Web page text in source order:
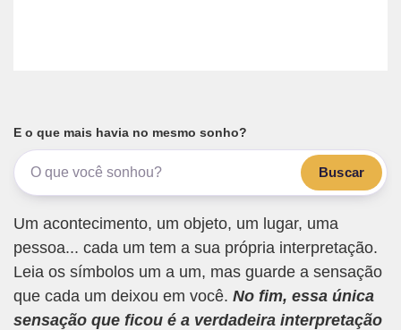
E o que mais havia no mesmo sonho?
Buscar
Um acontecimento, um objeto, um lugar, uma
pessoa... cada um tem a sua própria interpretação.
Leia os símbolos um a um, mas guarde a sensação
que cada um deixou em você. No fim, essa única
sensação que ficou é a verdadeira interpretação